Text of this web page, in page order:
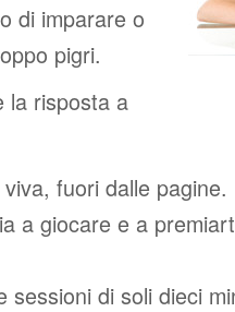
di imparare o
pigri.
la risposta a
fuori dalle
a giocare e a
sessioni di soli dieci